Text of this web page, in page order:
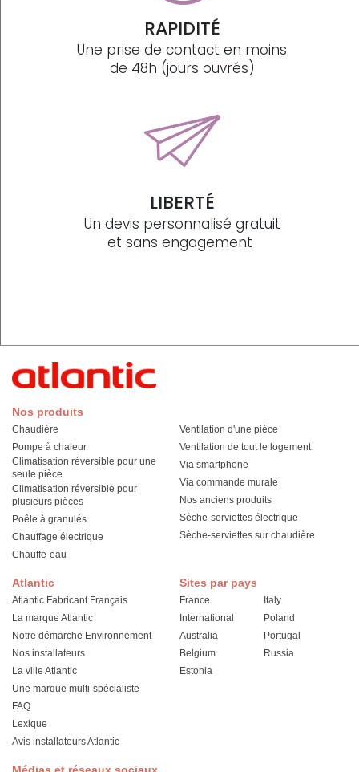
RAPIDITÉ
Une prise de contact en moins
de 48h (jours ouvrés)
LIBERTÉ
Un devis personnalisé gratuit
et sans engagement
Atlantic
Atlantic Fabricant Français
La marque Atlantic
Notre démarche Environnement
Nos installateurs
La ville Atlantic
Une marque multi-spécialiste
FAQ
Lexique
Avis installateurs Atlantic
Nos produits
Chaudière
Pompe à chaleur
Climatisation réversible pour une
seule pièce
Climatisation réversible pour
plusieurs pièces
Poêle à granulés
Chauffage électrique
Chauffe-eau
Ventilation d'une pièce
Ventilation de tout le logement
Via smartphone
Via commande murale
Nos anciens produits
Sèche-serviettes électrique
Sèche-serviettes sur chaudière
Sites par pays
France
International
Australia
Belgium
Estonia
Italy
Poland
Portugal
Russia